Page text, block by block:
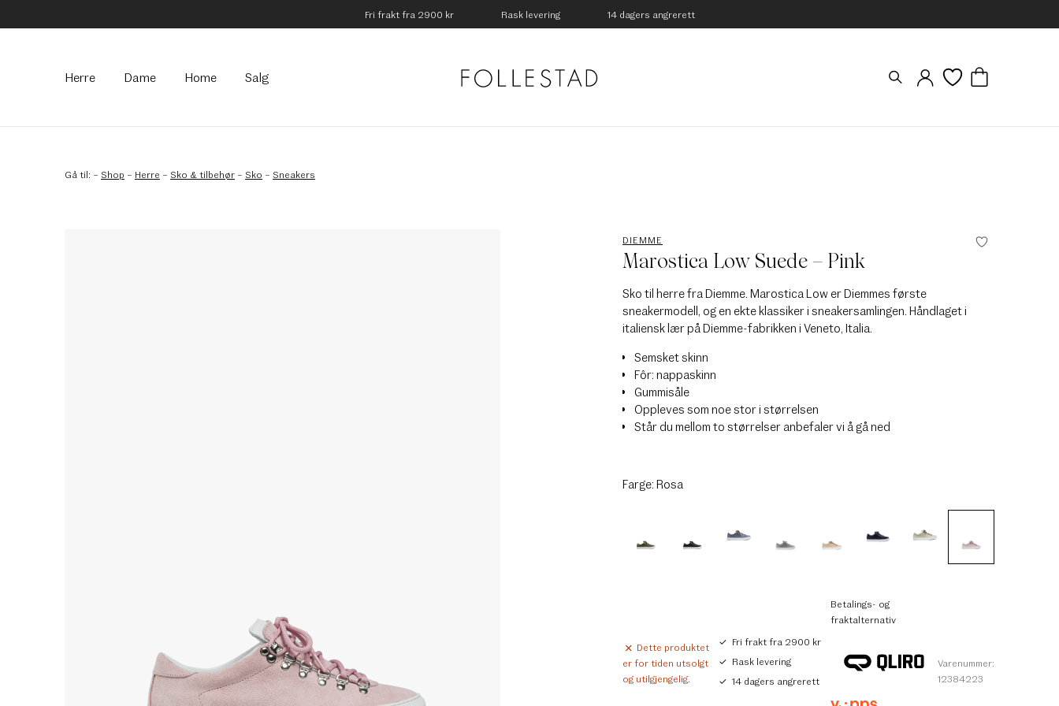
Fri frakt fra 2900 kr Rask levering 14 dagers angrerett
Hovedmeny
Herre Dame Home Salg
Gå til: – Shop – Herre – Sko & tilbehør – Sko – Sneakers
DIEMME
Marostica Low Suede – Pink
Sko til herre fra Diemme. Marostica Low er Diemmes første
sneakermodell, og en ekte klassiker i sneakersamlingen. Håndlaget i
italiensk lær på Diemme-fabrikken i Veneto, Italia.
Semsket skinn
Fôr: nappaskinn
Gummisåle
Oppleves som noe stor i størrelsen
Står du mellom to størrelser anbefaler vi å gå ned
Farge: Rosa
Dette produktet
er for tiden utsolgt
og utilgjengelig.
Fri frakt fra 2900 kr
Rask levering
14 dagers angrerett
Betalings- og
fraktalternativ
Varenummer:
12384223